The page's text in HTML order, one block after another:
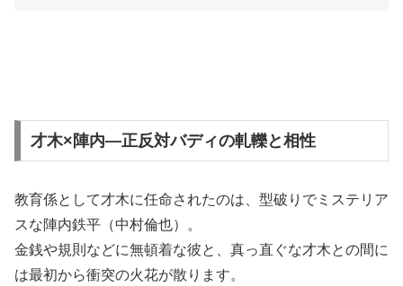
才木×陣内—正反対バディの軋轢と相性
教育係として才木に任命されたのは、型破りでミステリア
スな陣内鉄平（中村倫也）。
金銭や規則などに無頓着な彼と、真っ直ぐな才木との間に
は最初から衝突の火花が散ります。